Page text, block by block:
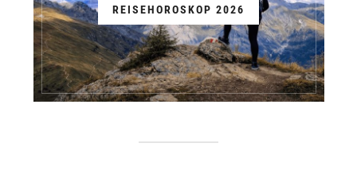
REISEHOROSKOP 2026